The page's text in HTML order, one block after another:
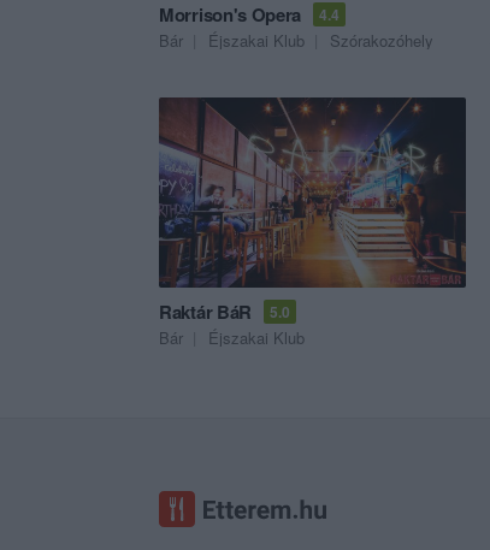
Morrison's Opera 4.4
Bár Éjszakai Klub Szórakozóhely
Raktár BáR 5.0
Bár Éjszakai Klub